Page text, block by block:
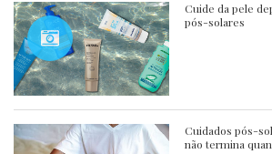
Cuide da pele
pós-solares
Cuidados pós-
não termina